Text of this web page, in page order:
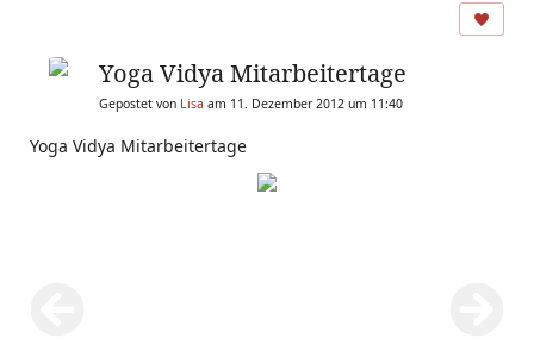
Yoga Vidya Mitarbeitertage
Gepostet von Lisa am 11. Dezember 2012 um 11:40
Yoga Vidya Mitarbeitertage